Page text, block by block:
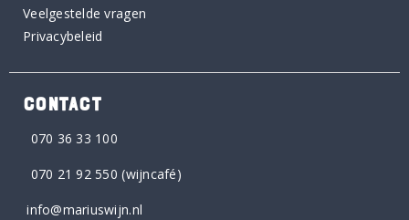
Veelgestelde vragen
Privacybeleid
CONTACT
070 36 33 100
070 21 92 550 (wijncafé)
info@mariuswijn.nl